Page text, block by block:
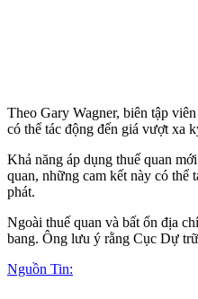
Theo Gary Wagner, biên tập
có thể tác động đến giá vượt xa
Khả năng áp dụng thuế quan
quan, những cam kết này có thể
phát.
Ngoài thuế quan và bất ổn địa
bang. Ông lưu ý rằng Cục Dự
Nguồn Tin: